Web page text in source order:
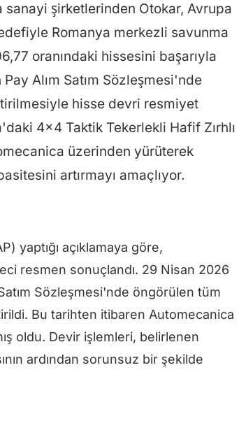
şirketlerinden Otokar, Avrupa
Romanya merkezli savunma
oranındaki hissesini başarıyla
Alım Satım Sözleşmesi'nde
hisse devri resmiyet
4x4 Taktik Tekerlekli Hafif Zırhlı
üzerinden yürüterek
artırmayı amaçlıyor.
yaptığı açıklamaya göre,
resmen sonuçlandı. 29 Nisan 2026
Sözleşmesi'nde öngörülen tüm
Bu tarihten itibaren Automecanica
oldu. Devir işlemleri, belirlenen
ardından sorunsuz bir şekilde